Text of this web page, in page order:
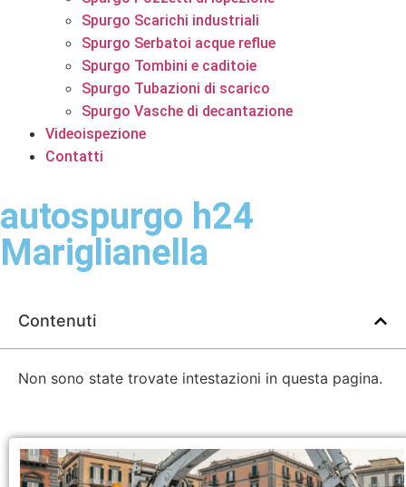
Spurgo Scarichi industriali
Spurgo Serbatoi acque reflue
Spurgo Tombini e caditoie
Spurgo Tubazioni di scarico
Spurgo Vasche di decantazione
Videoispezione
Contatti
autospurgo h24
Mariglianella
Contenuti
Non sono state trovate intestazioni in questa pagina.